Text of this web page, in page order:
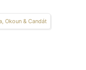
Okoun & Candát